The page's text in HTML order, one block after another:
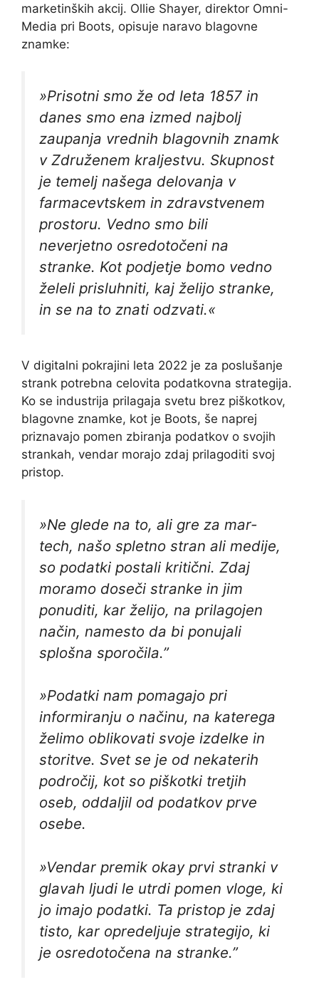
marketinških akcij. Ollie Shayer, direktor Omni-
Media pri Boots, opisuje naravo blagovne
znamke:
»Prisotni smo že od leta 1857 in
danes smo ena izmed najbolj
zaupanja vrednih blagovnih znamk
v Združenem kraljestvu. Skupnost
je temelj našega delovanja v
farmacevtskem in zdravstvenem
prostoru. Vedno smo bili
neverjetno osredotočeni na
stranke. Kot podjetje bomo vedno
želeli prisluhniti, kaj želijo stranke,
in se na to znati odzvati.«
V digitalni pokrajini leta 2022 je za poslušanje
strank potrebna celovita podatkovna strategija.
Ko se industrija prilagaja svetu brez piškotkov,
blagovne znamke, kot je Boots, še naprej
priznavajo pomen zbiranja podatkov o svojih
strankah, vendar morajo zdaj prilagoditi svoj
pristop.
»Ne glede na to, ali gre za mar-
tech, našo spletno stran ali medije,
so podatki postali kritični. Zdaj
moramo doseči stranke in jim
ponuditi, kar želijo, na prilagojen
način, namesto da bi ponujali
splošna sporočila.”
»Podatki nam pomagajo pri
informiranju o načinu, na katerega
želimo oblikovati svoje izdelke in
storitve. Svet se je od nekaterih
področij, kot so piškotki tretjih
oseb, oddaljil od podatkov prve
osebe.
»Vendar premik okay prvi stranki v
glavah ljudi le utrdi pomen vloge, ki
jo imajo podatki. Ta pristop je zdaj
tisto, kar opredeljuje strategijo, ki
je osredotočena na stranke.”